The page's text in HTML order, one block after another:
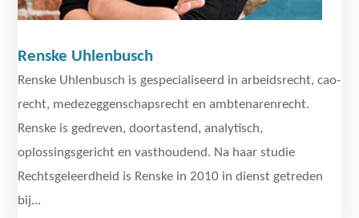
Renske Uhlenbusch
Renske Uhlenbusch is gespecialiseerd in arbeidsrecht, cao-
recht, medezeggenschapsrecht en ambtenarenrecht.
Renske is gedreven, doortastend, analytisch,
oplossingsgericht en vasthoudend. Na haar studie
Rechtsgeleerdheid is Renske in 2010 in dienst getreden
bij...